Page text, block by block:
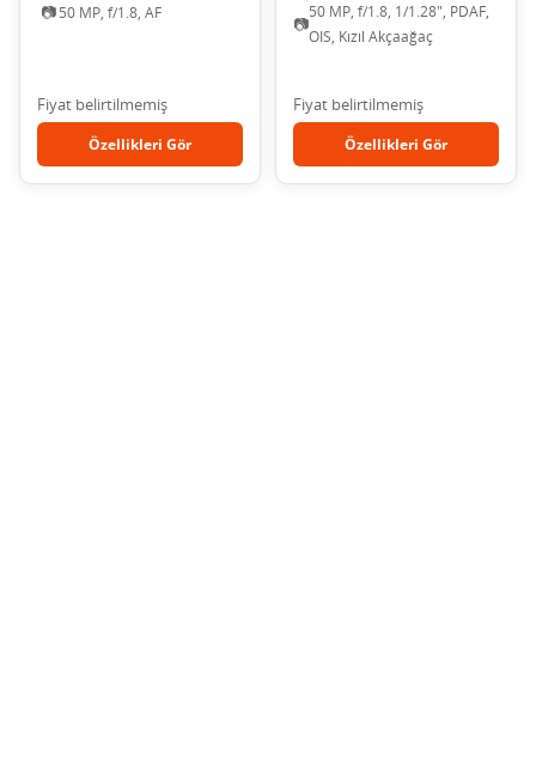
📷 50 MP, f/1.8, AF
Fiyat belirtilmemiş
Özellikleri Gör
📷
50 MP, f/1.8, 1/1.28", PDAF,
OIS, Kızıl Akçaağaç
Fiyat belirtilmemiş
Özellikleri Gör